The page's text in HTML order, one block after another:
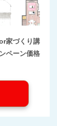
家づくり講
ペーン価格